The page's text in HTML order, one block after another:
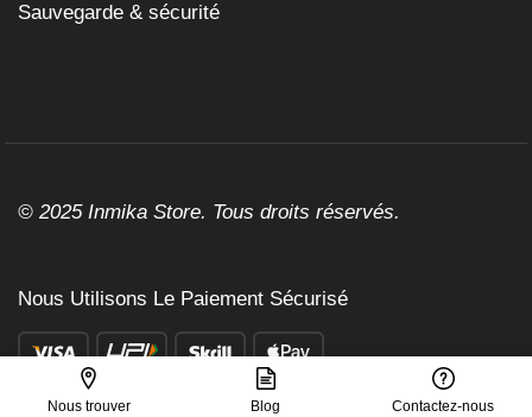
Nous trouver Blog Contactez-nous
Sauvegarde & sécurité
© 2025 Inmika Store. Tous droits réservés.
Nous Utilisons Le Paiement Sécurisé